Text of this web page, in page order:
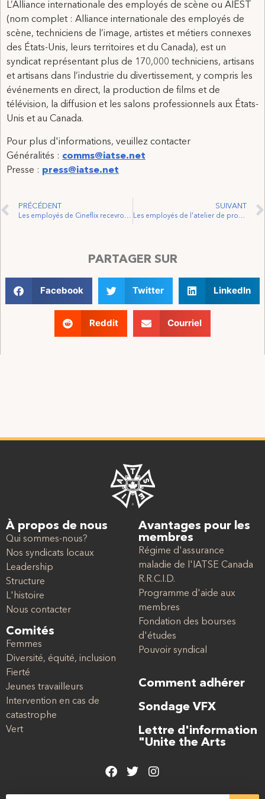
L’Alliance internationale des employés de scène ou AIEST
(nom complet : Alliance internationale des employés de
scène, techniciens de l’image, artistes et métiers connexes
des États-Unis, leurs territoires et du Canada), est un
syndicat représentant plus de 170,000 techniciens, artisans
et artisans dans l’industrie du divertissement, y compris les
événements en direct, la production de films et de
télévision, la diffusion et les salons professionnels aux États-
Unis et au Canada.
Pour plus d'informations, veuillez contacter
Généralités : comms@iatse.net
Presse : press@iatse.net
PRÉCÉDENT
Les employés de Cineflix recevront 2,5 millions de dollars dans un accord négocié par les syndicats
SUIVANT
Les employés de l'atelier de production de costumes au festival de Stratford votent pour rejoindre l'AIEST
PARTAGER SUR
Facebook Twitter LinkedIn
Reddit Courriel
À propos de nous
Qui sommes-nous?
Nos syndicats locaux
Leadership
Structure
L'histoire
Nous contacter
Comités
Femmes
Diversité, équité, inclusion
Fierté
Jeunes travailleurs
Intervention en cas de
catastrophe
Vert
Avantages pour les
membres
Régime d'assurance
maladie de l'IATSE Canada
R.R.C.I.D.
Programme d'aide aux
membres
Fondation des bourses
d'études
Pouvoir syndical
Comment adhérer
Sondage VFX
Lettre d'information
"Unite the Arts